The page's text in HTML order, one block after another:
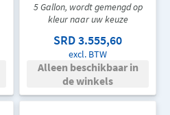
5 Gallon, wordt gemengd op
kleur naar uw keuze
SRD 3.555,60
excl. BTW
Alleen beschikbaar in
de winkels